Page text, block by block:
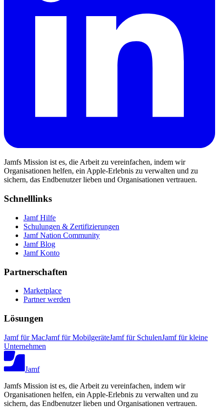
Jamfs Mission ist es, die Arbeit zu vereinfachen, indem wir
Organisationen helfen, ein Apple-Erlebnis zu verwalten und zu
sichern, das Endbenutzer lieben und Organisationen vertrauen.
Schnelllinks
Jamf Hilfe
Schulungen & Zertifizierungen
Jamf Nation Community
Jamf Blog
Jamf Konto
Partnerschaften
Marketplace
Partner werden
Lösungen
Jamf für MacJamf für MobilgeräteJamf für SchulenJamf für kleine
Unternehmen
Jamf
Jamfs Mission ist es, die Arbeit zu vereinfachen, indem wir
Organisationen helfen, ein Apple-Erlebnis zu verwalten und zu
sichern, das Endbenutzer lieben und Organisationen vertrauen.